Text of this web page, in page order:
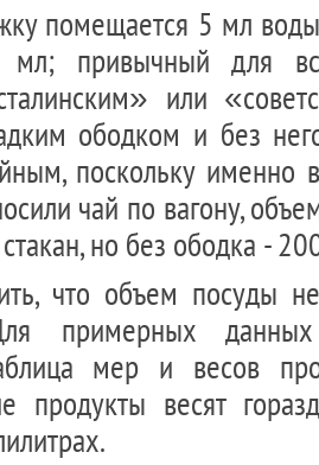
помещается 5 мл
привычный для
или
ободком и без
поскольку
чай по вагону,
но без ободка -
что объем посуды
примерных
мер и весов
продукты весят